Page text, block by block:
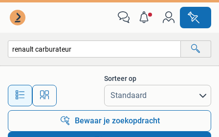
Alle afstanden…
Sorteer op
Bewaar je zoekopdracht